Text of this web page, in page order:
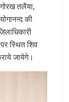
तलैया,
की
स्थित शिव
जायेगे।